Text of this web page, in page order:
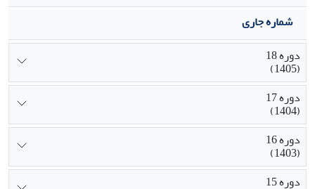
شماره جاری
دوره 18
(1405)
دوره 17
(1404)
دوره 16
(1403)
دوره 15